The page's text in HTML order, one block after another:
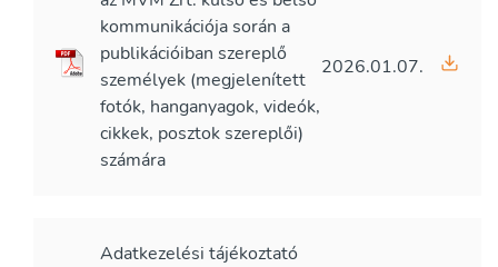
kommunikációja során a
publikációiban szereplő
személyek (megjelenített
fotók, hanganyagok, videók,
cikkek, posztok szereplői)
számára
2026.01.07.
Adatkezelési tájékoztató